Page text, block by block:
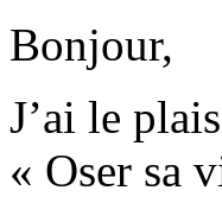
Bonjour,
J’ai le
« Oser sa